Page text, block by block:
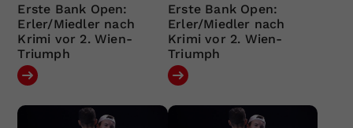
Erste Bank Open:
Erler/Miedler nach
Krimi vor 2. Wien-
Triumph
Erste Bank Open:
Erler/Miedler nach
Krimi vor 2. Wien-
Triumph